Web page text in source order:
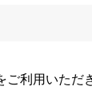
ご利用いただ